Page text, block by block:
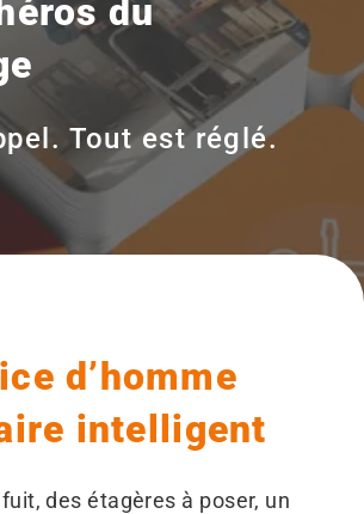
du
Tout est réglé.
d’homme
intelligent
des étagères à poser, un